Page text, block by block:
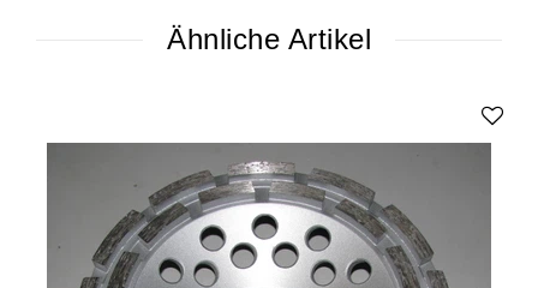
Ähnliche Artikel